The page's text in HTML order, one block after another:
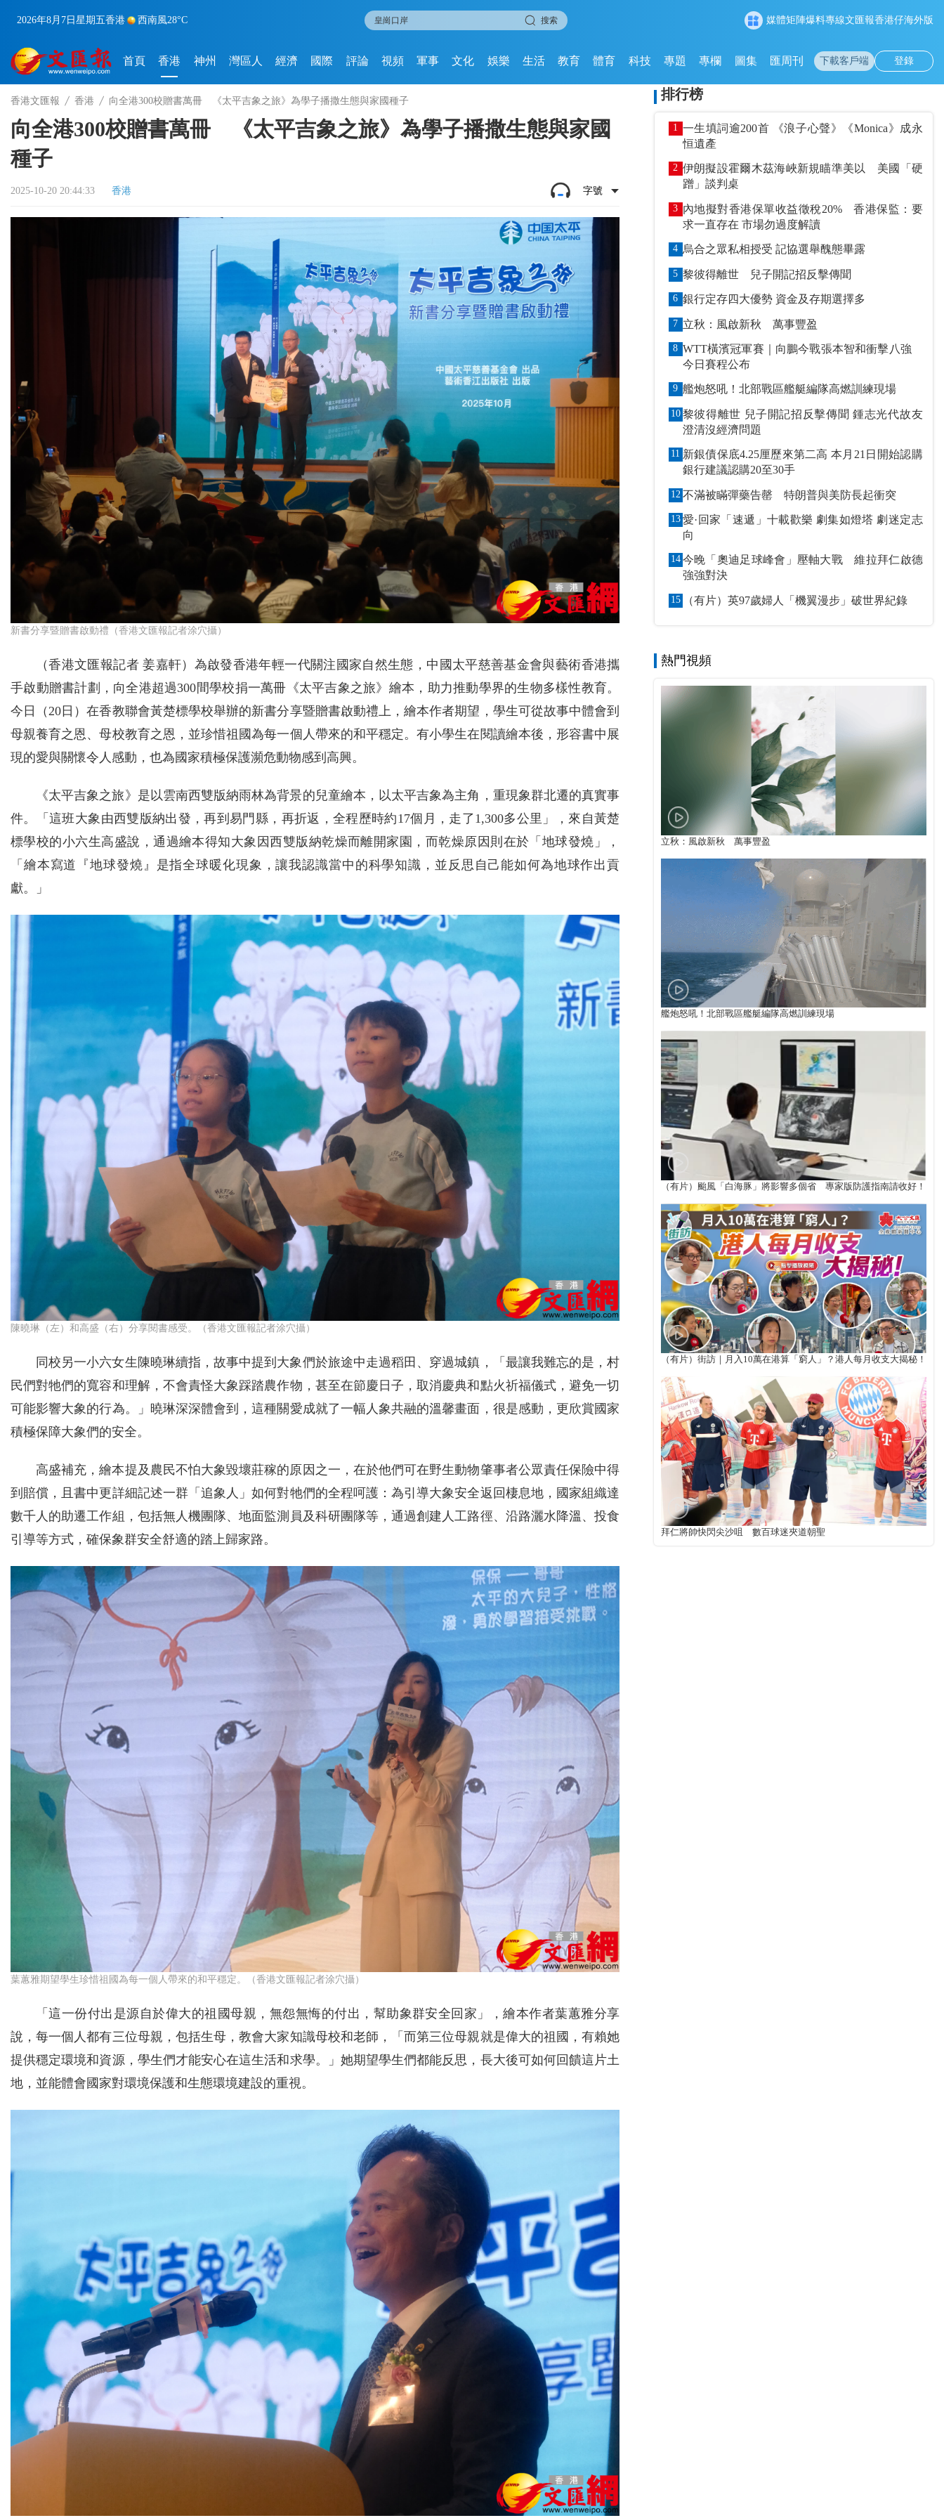
2026年8月7日 星期五香港 西南風28°C 搜索 媒體矩陣爆料專線文匯報香港仔海外版
首頁 香港 神州 灣區人 經濟 國際 評論 視頻 軍事 文化 娛樂 生活 教育 體育 科技 專題 專欄 圖集 匯周刊 下載客戶端 登錄
香港文匯報 香港 向全港300校贈書萬冊 《太平吉象之旅》為學子播撒生態與家國種子
向全港300校贈書萬冊 《太平吉象之旅》為學子播撒生態與家國
種子
2025-10-20 20:44:33 香港 字號
新書分享暨贈書啟動禮（香港文匯報記者涂穴攝）
（香港文匯報記者 姜嘉軒）為啟發香港年輕一代關注國家自然生態，中國太平慈善基金會與藝術香港攜
手啟動贈書計劃，向全港超過300間學校捐一萬冊《太平吉象之旅》繪本，助力推動學界的生物多樣性教育。
今日（20日）在香教聯會黃楚標學校舉辦的新書分享暨贈書啟動禮上，繪本作者期望，學生可從故事中體會到
母親養育之恩、母校教育之恩，並珍惜祖國為每一個人帶來的和平穩定。有小學生在閱讀繪本後，形容書中展
現的愛與關懷令人感動，也為國家積極保護瀕危動物感到高興。
《太平吉象之旅》是以雲南西雙版納雨林為背景的兒童繪本，以太平吉象為主角，重現象群北遷的真實事
件。「這班大象由西雙版納出發，再到易門縣，再折返，全程歷時約17個月，走了1,300多公里」，來自黃楚
標學校的小六生高盛說，通過繪本得知大象因西雙版納乾燥而離開家園，而乾燥原因則在於「地球發燒」，
「繪本寫道『地球發燒』是指全球暖化現象，讓我認識當中的科學知識，並反思自己能如何為地球作出貢
獻。」
陳曉琳（左）和高盛（右）分享閱書感受。（香港文匯報記者涂穴攝）
同校另一小六女生陳曉琳續指，故事中提到大象們於旅途中走過稻田、穿過城鎮，「最讓我難忘的是，村
民們對牠們的寬容和理解，不會責怪大象踩踏農作物，甚至在節慶日子，取消慶典和點火祈福儀式，避免一切
可能影響大象的行為。」曉琳深深體會到，這種關愛成就了一幅人象共融的溫馨畫面，很是感動，更欣賞國家
積極保障大象們的安全。
高盛補充，繪本提及農民不怕大象毀壞莊稼的原因之一，在於他們可在野生動物肇事者公眾責任保險中得
到賠償，且書中更詳細記述一群「追象人」如何對牠們的全程呵護：為引導大象安全返回棲息地，國家組織達
數千人的助遷工作組，包括無人機團隊、地面監測員及科研團隊等，通過創建人工路徑、沿路灑水降溫、投食
引導等方式，確保象群安全舒適的踏上歸家路。
葉蕙雅期望學生珍惜祖國為每一個人帶來的和平穩定。（香港文匯報記者涂穴攝）
「這一份付出是源自於偉大的祖國母親，無怨無悔的付出，幫助象群安全回家」，繪本作者葉蕙雅分享
說，每一個人都有三位母親，包括生母，教會大家知識母校和老師，「而第三位母親就是偉大的祖國，有賴她
提供穩定環境和資源，學生們才能安心在這生活和求學。」她期望學生們都能反思，長大後可如何回饋這片土
地，並能體會國家對環境保護和生態環境建設的重視。
排行榜
1 一生填詞逾200首 《浪子心聲》《Monica》成永
恒遺產
2 伊朗擬設霍爾木茲海峽新規瞄準美以 美國「硬
蹭」談判桌
3 內地擬對香港保單收益徵稅20% 香港保監：要
求一直存在 市場勿過度解讀
4 烏合之眾私相授受 記協選舉醜態畢露
5 黎彼得離世 兒子開記招反擊傳聞
6 銀行定存四大優勢 資金及存期選擇多
7 立秋：風啟新秋 萬事豐盈
8 WTT橫濱冠軍賽｜向鵬今戰張本智和衝擊八強
今日賽程公布
9 艦炮怒吼！北部戰區艦艇編隊高燃訓練現場
10 黎彼得離世 兒子開記招反擊傳聞 鍾志光代故友
澄清沒經濟問題
11 新銀債保底4.25厘歷來第二高 本月21日開始認購
銀行建議認購20至30手
12 不滿被瞞彈藥告罄 特朗普與美防長起衝突
13 愛·回家「速遞」十載歡樂 劇集如燈塔 劇迷定志
向
14 今晚「奧迪足球峰會」壓軸大戰 維拉拜仁啟德
強強對決
15 （有片）英97歲婦人「機翼漫步」破世界紀錄
熱門視頻
立秋：風啟新秋 萬事豐盈
艦炮怒吼！北部戰區艦艇編隊高燃訓練現場
（有片）颱風「白海豚」將影響多個省 專家版防護指南請收好！
（有片）街訪｜月入10萬在港算「窮人」？港人每月收支大揭秘！
拜仁將帥快閃尖沙咀 數百球迷夾道朝聖